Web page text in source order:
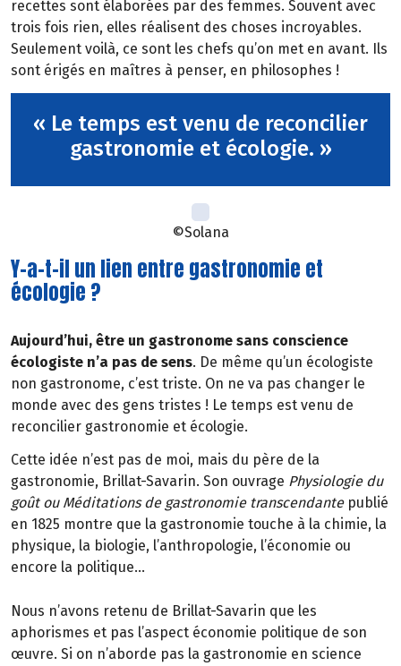
recettes sont élaborées par des femmes. Souvent avec
trois fois rien, elles réalisent des choses incroyables.
Seulement voilà, ce sont les chefs qu’on met en avant. Ils
sont érigés en maîtres à penser, en philosophes !
« Le temps est venu de reconcilier
gastronomie et écologie. »
©Solana
Y-a-t-il un lien entre gastronomie et
écologie ?
Aujourd’hui, être un gastronome sans conscience
écologiste n’a pas de sens. De même qu’un écologiste
non gastronome, c’est triste. On ne va pas changer le
monde avec des gens tristes ! Le temps est venu de
reconcilier gastronomie et écologie.
Cette idée n’est pas de moi, mais du père de la
gastronomie, Brillat-Savarin. Son ouvrage Physiologie du
goût ou Méditations de gastronomie transcendantepublié
en 1825 montre que la gastronomie touche à la chimie, la
physique, la biologie, l’anthropologie, l’économie ou
encore la politique…
Nous n’avons retenu de Brillat-Savarin que les
aphorismes et pas l’aspect économie politique de son
œuvre. Si on n’aborde pas la gastronomie en science